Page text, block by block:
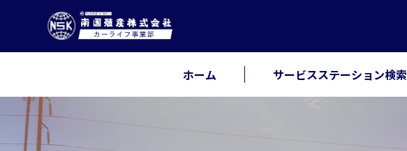
ホーム サービスステーション検索